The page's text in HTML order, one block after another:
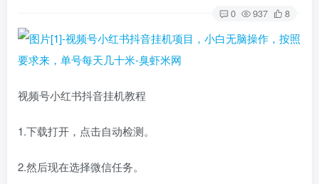
0 937 8
视频号小红书抖音挂机教程
1.下载打开，点击自动检测。
2.然后现在选择微信任务。